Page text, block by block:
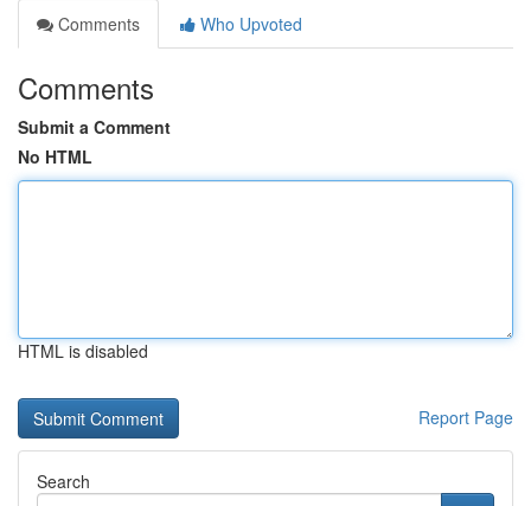
Comments
Who Upvoted
Comments
Submit a Comment
No HTML
HTML is disabled
Report Page
Search